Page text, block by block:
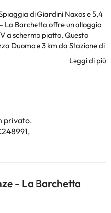
di Giardini Naxos e 5,4
La Barchetta offre un alloggio
a schermo piatto. Questo
Duomo e 3 km da Stazione di
comprende 1 camera da
Aeroporto di Catania
struttura.
di addio al
gestita da un host privato
Se hai dubbi, contattaci.
privato.
- La Barchetta